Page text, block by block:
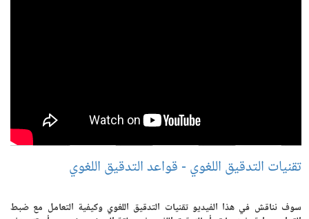
تقنيات التدقيق اللغوي - قواعد التدقيق اللغوي
سوف نناقش في هذا الفيديو تقنيات التدقيق اللغوي وكيفية التعامل مع ضبط